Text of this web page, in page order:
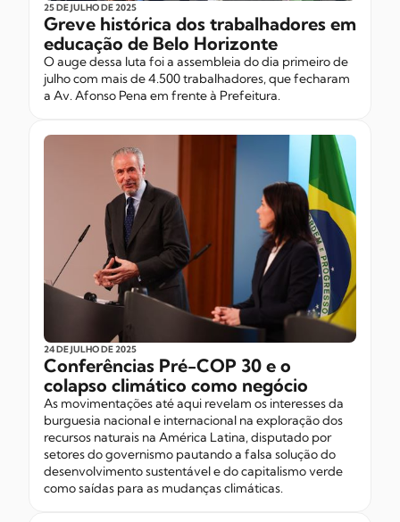
25 DE JULHODE 2025
Greve histórica dos trabalhadores em
educação de Belo Horizonte
O auge dessa luta foi a assembleia do dia primeiro de
julho com mais de 4.500 trabalhadores, que fecharam
a Av. Afonso Pena em frente à Prefeitura.
24 DE JULHODE 2025
Conferências Pré-COP 30 e o
colapso climático como negócio
As movimentações até aqui revelam os interesses da
burguesia nacional e internacional na exploração dos
recursos naturais na América Latina, disputado por
setores do governismo pautando a falsa solução do
desenvolvimento sustentável e do capitalismo verde
como saídas para as mudanças climáticas.